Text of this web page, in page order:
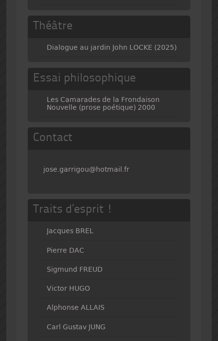
Théâtre
Dialogue au jardin John LOCKE (2025)
Essai philosophique
Les Camarades de la Frondaison
Nouvelle (prose poétique) 2000
Contact
jose.garrigou@hotmail.fr
Traits d’esprit !
Jacques BREL
Pierre DAC
Sigmund FREUD
Victor HUGO
Alphonse ALLAIS
Carl Gustav JUNG